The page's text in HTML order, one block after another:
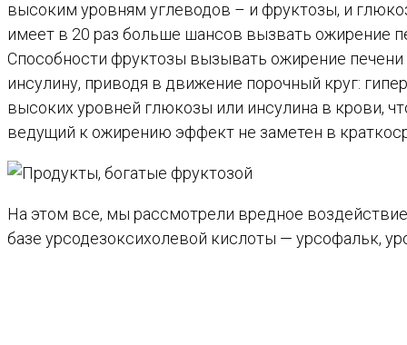
высоким уровням углеводов – и фруктозы, и
имеет в 20 раз больше шансов вызвать ожирение
Способности фруктозы вызывать ожирение
инсулину, приводя в движение порочный круг:
высоких уровней глюкозы или инсулина в крови,
ведущий к ожирению эффект не заметен в
На этом все, мы рассмотрели вредное
базе урсодезоксихолевой кислоты — урсофальк,